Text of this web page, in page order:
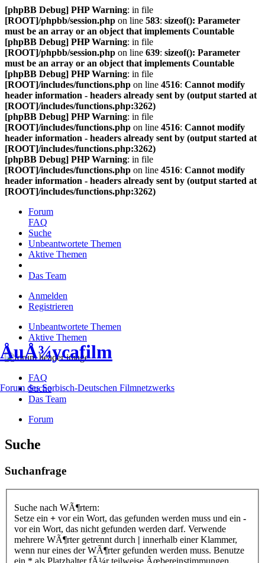
[phpBB Debug] PHP Warning: in file
[ROOT]/phpbb/session.php on line 583: sizeof(): Parameter
must be an array or an object that implements Countable
[phpBB Debug] PHP Warning: in file
[ROOT]/phpbb/session.php on line 639: sizeof(): Parameter
must be an array or an object that implements Countable
[phpBB Debug] PHP Warning: in file
[ROOT]/includes/functions.php on line 4516: Cannot modify
header information - headers already sent by (output started at
[ROOT]/includes/functions.php:3262)
[phpBB Debug] PHP Warning: in file
[ROOT]/includes/functions.php on line 4516: Cannot modify
header information - headers already sent by (output started at
[ROOT]/includes/functions.php:3262)
[phpBB Debug] PHP Warning: in file
[ROOT]/includes/functions.php on line 4516: Cannot modify
header information - headers already sent by (output started at
[ROOT]/includes/functions.php:3262)
Forum
FAQ
Suche
Unbeantwortete Themen
Aktive Themen
Das Team
Anmelden
Registrieren
Unbeantwortete Themen
Aktive Themen
ÅuÅ¾ycafilm
Forum des Sorbisch-Deutschen Filmnetzwerks
FAQ
Suche
Das Team
Forum
Suche
Suchanfrage
Suche nach WÃ¶rtern:
Setze ein + vor ein Wort, das gefunden werden muss und ein -
vor ein Wort, das nicht gefunden werden darf. Verwende
mehrere WÃ¶rter getrennt durch | innerhalb einer Klammer,
wenn nur eines der WÃ¶rter gefunden werden muss. Benutze